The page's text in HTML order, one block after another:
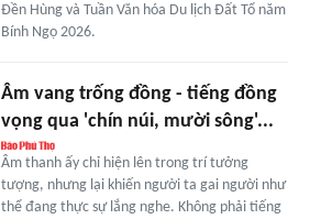
Đền Hùng và Tuần Văn hóa Du lịch Đất Tổ năm
Bính Ngọ 2026.
Âm vang trống đồng - tiếng đồng
vọng qua 'chín núi, mười sông'...
Âm thanh ấy chỉ hiện lên trong trí tưởng
tượng, nhưng lại khiến người ta gai người như
thể đang thực sự lắng nghe. Không phải tiếng